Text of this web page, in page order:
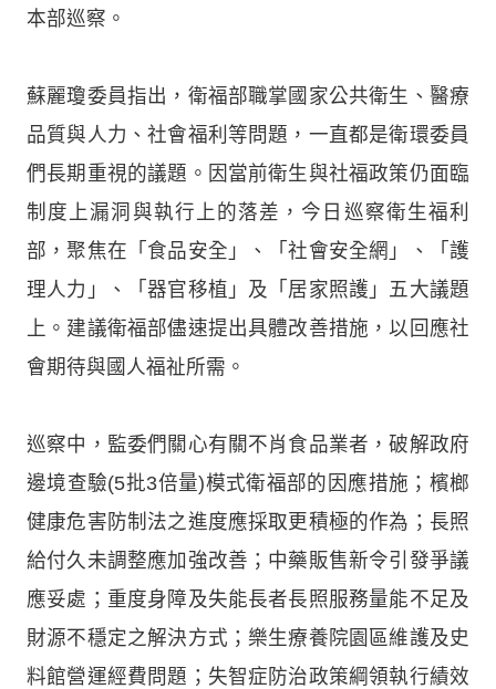
本部巡察。
蘇麗瓊委員指出，衛福部職掌國家公共衛生、醫療
品質與人力、社會福利等問題，一直都是衛環委員
們長期重視的議題。因當前衛生與社福政策仍面臨
制度上漏洞與執行上的落差，今日巡察衛生福利
部，聚焦在「食品安全」、「社會安全網」、「護
理人力」、「器官移植」及「居家照護」五大議題
上。建議衛福部儘速提出具體改善措施，以回應社
會期待與國人福祉所需。
巡察中，監委們關心有關不肖食品業者，破解政府
邊境查驗(5批3倍量)模式衛福部的因應措施；檳榔
健康危害防制法之進度應採取更積極的作為；長照
給付久未調整應加強改善；中藥販售新令引發爭議
應妥處；重度身障及失能長者長照服務量能不足及
財源不穩定之解決方式；樂生療養院園區維護及史
料館營運經費問題；失智症防治政策綱領執行績效